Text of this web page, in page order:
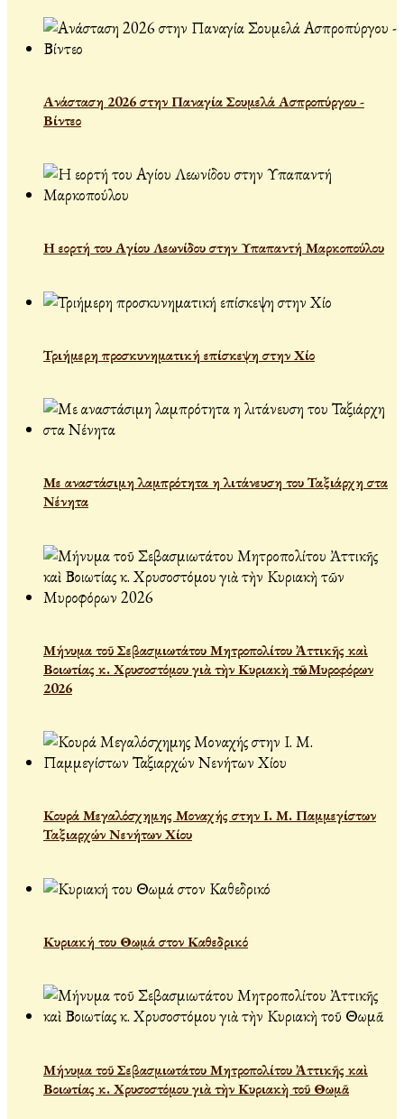
Ανάσταση 2026 στην Παναγία Σουμελά Ασπροπύργου -
Βίντεο
Η εορτή του Αγίου Λεωνίδου στην Υπαπαντή Μαρκοπούλου
Τριήμερη προσκυνηματική επίσκεψη στην Χίο
Με αναστάσιμη λαμπρότητα η λιτάνευση του Ταξιάρχη στα
Νένητα
Μήνυμα τοῦ Σεβασμιωτάτου Μητροπολίτου Ἀττικῆς καὶ
Βοιωτίας κ. Χρυσοστόμου γιὰ τὴν Κυριακὴ τῶν Μυροφόρων
2026
Κουρά Μεγαλόσχημης Μοναχής στην Ι. Μ. Παμμεγίστων
Ταξιαρχών Νενήτων Χίου
Κυριακή του Θωμά στον Καθεδρικό
Μήνυμα τοῦ Σεβασμιωτάτου Μητροπολίτου Ἀττικῆς καὶ
Βοιωτίας κ. Χρυσοστόμου γιὰ τὴν Κυριακὴ τοῦ Θωμᾶ